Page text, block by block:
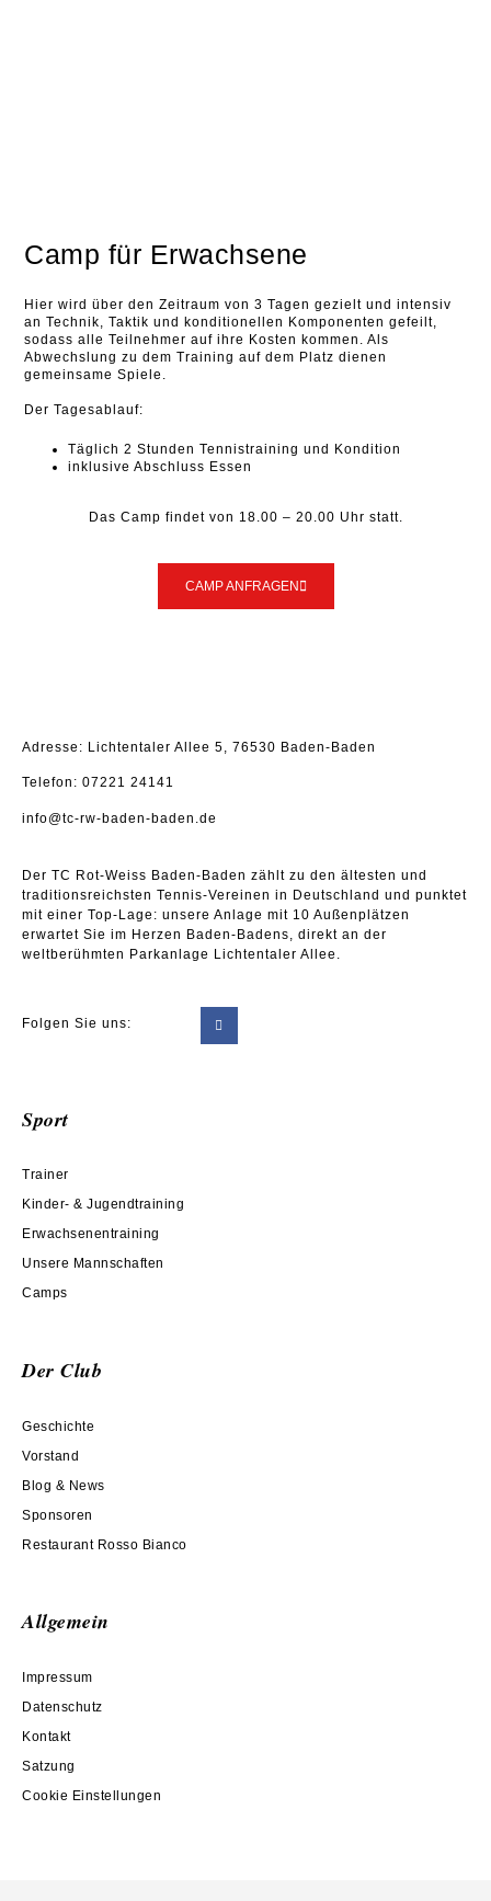
Camp für Erwachsene
Hier wird über den Zeitraum von 3 Tagen gezielt und intensiv
an Technik, Taktik und konditionellen Komponenten gefeilt,
sodass alle Teilnehmer auf ihre Kosten kommen. Als
Abwechslung zu dem Training auf dem Platz dienen
gemeinsame Spiele.
Der Tagesablauf:
Täglich 2 Stunden Tennistraining und Kondition
inklusive Abschluss Essen
Das Camp findet von 18.00 – 20.00 Uhr statt.
CAMP ANFRAGEN
Adresse: Lichtentaler Allee 5, 76530 Baden-Baden
Telefon: 07221 24141
info@tc-rw-baden-baden.de
Der TC Rot-Weiss Baden-Baden zählt zu den ältesten und
traditionsreichsten Tennis-Vereinen in Deutschland und punktet
mit einer Top-Lage: unsere Anlage mit 10 Außenplätzen
erwartet Sie im Herzen Baden-Badens, direkt an der
weltberühmten Parkanlage Lichtentaler Allee.
Folgen Sie uns:
Sport
Trainer
Kinder- & Jugendtraining
Erwachsenentraining
Unsere Mannschaften
Camps
Der Club
Geschichte
Vorstand
Blog & News
Sponsoren
Restaurant Rosso Bianco
Allgemein
Impressum
Datenschutz
Kontakt
Satzung
Cookie Einstellungen